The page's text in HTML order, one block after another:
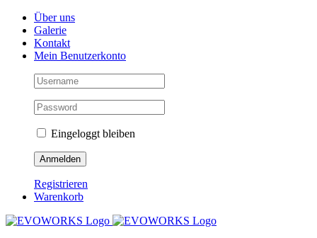
Skip
content
Facebook
Instagram
YouTubeÜber uns
Galerie
Kontakt
Mein Benutzerkonto
Eingeloggt bleiben
Registrieren
Warenkorb